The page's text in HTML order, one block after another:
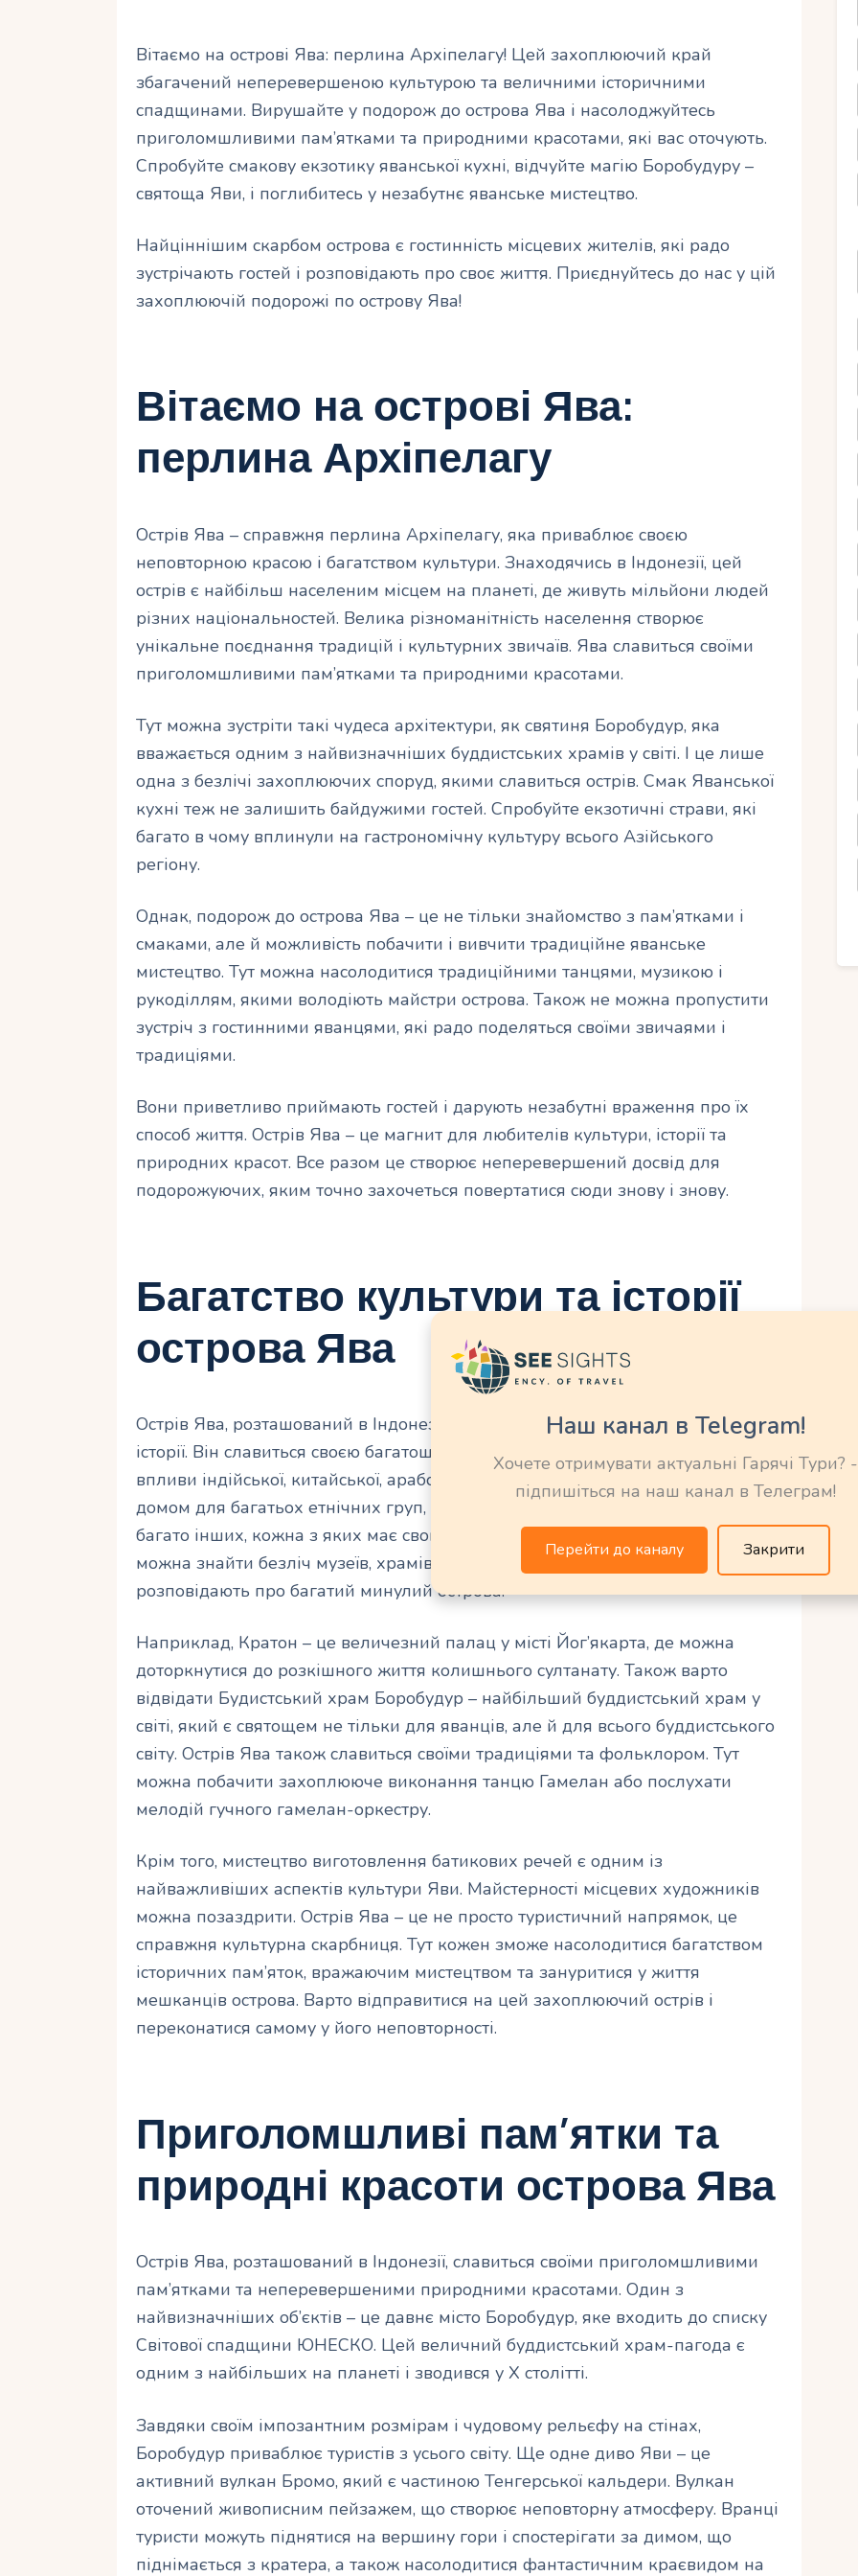
Вітаємо на острові Ява: перлина Архіпелагу! Цей захоплюючий край
збагачений неперевершеною культурою та величними історичними
спадщинами. Вирушайте у подорож до острова Ява і насолоджуйтесь
приголомшливими пам’ятками та природними красотами, які вас оточують.
Спробуйте смакову екзотику яванської кухні, відчуйте магію Боробудуру –
святоща Яви, і поглибитесь у незабутнє яванське мистецтво.
Найціннішим скарбом острова є гостинність місцевих жителів, які радо
зустрічають гостей і розповідають про своє життя. Приєднуйтесь до нас у цій
захоплюючій подорожі по острову Ява!
Вітаємо на острові Ява:
перлина Архіпелагу
Острів Ява – справжня перлина Архіпелагу, яка приваблює своєю
неповторною красою і багатством культури. Знаходячись в Індонезії, цей
острів є найбільш населеним місцем на планеті, де живуть мільйони людей
різних національностей. Велика різноманітність населення створює
унікальне поєднання традицій і культурних звичаїв. Ява славиться своїми
приголомшливими пам’ятками та природними красотами.
Тут можна зустріти такі чудеса архітектури, як святиня Боробудур, яка
вважається одним з найвизначніших буддистських храмів у світі. І це лише
одна з безлічі захоплюючих споруд, якими славиться острів. Смак Яванської
кухні теж не залишить байдужими гостей. Спробуйте екзотичні страви, які
багато в чому вплинули на гастрономічну культуру всього Азійського
регіону.
Однак, подорож до острова Ява – це не тільки знайомство з пам’ятками і
смаками, але й можливість побачити і вивчити традиційне яванське
мистецтво. Тут можна насолодитися традиційними танцями, музикою і
рукоділлям, якими володіють майстри острова. Також не можна пропустити
зустріч з гостинними яванцями, які радо поделяться своїми звичаями і
традиціями.
Вони приветливо приймають гостей і дарують незабутні враження про їх
способ життя. Острів Ява – це магнит для любителів культури, історії та
природних красот. Все разом це створює неперевершений досвід для
подорожуючих, яким точно захочеться повертатися сюди знову і знову.
Багатство культури та історії
острова Ява
Острів Ява, розташований в Індонезії, є справжньою перлиною культури та
історії. Він славиться своєю багатошаровою спадщиною, яка поєднує в собі
впливи індійської, китайської, арабської та європейської культур. Острів Ява є
домом для багатьох етнічних груп, таких як яванці, сунданці, мадурці та
багато інших, кожна з яких має свою унікальну культуру та традиції. Тут
можна знайти безліч музеїв, храмів, палаців та історичних пам’яток, які
розповідають про багатий минулий острова.
Наприклад, Кратон – це величезний палац у місті Йог’якарта, де можна
доторкнутися до розкішного життя колишнього султанату. Також варто
відвідати Будистський храм Боробудур – найбільший буддистський храм у
світі, який є святощем не тільки для яванців, але й для всього буддистського
світу. Острів Ява також славиться своїми традиціями та фольклором. Тут
можна побачити захоплююче виконання танцю Гамелан або послухати
мелодій гучного гамелан-оркестру.
Крім того, мистецтво виготовлення батикових речей є одним із
найважливіших аспектів культури Яви. Майстерності місцевих художників
можна позаздрити. Острів Ява – це не просто туристичний напрямок, це
справжня культурна скарбниця. Тут кожен зможе насолодитися багатством
історичних пам’яток, вражаючим мистецтвом та зануритися у життя
мешканців острова. Варто відправитися на цей захоплюючий острів і
переконатися самому у його неповторності.
Приголомшливі пам’ятки та
природні красоти острова Ява
Острів Ява, розташований в Індонезії, славиться своїми приголомшливими
пам’ятками та неперевершеними природними красотами. Один з
найвизначніших об’єктів – це давнє місто Боробудур, яке входить до списку
Світової спадщини ЮНЕСКО. Цей величний буддистський храм-пагода є
одним з найбільших на планеті і зводився у X столітті.
Завдяки своїм імпозантним розмірам і чудовому рельєфу на стінах,
Боробудур приваблює туристів з усього світу. Ще одне диво Яви – це
активний вулкан Бромо, який є частиною Тенгерської кальдери. Вулкан
оточений живописним пейзажем, що створює неповторну атмосферу. Вранці
туристи можуть піднятися на вершину гори і спостерігати за димом, що
піднімається з кратера, а також насолодитися фантастичним краєвидом на
Наш канал в Telegram!
Хочете отримувати актуальні Гарячі Тури? -
підпишіться на наш канал в Телеграм!
Перейти до каналу Закрити